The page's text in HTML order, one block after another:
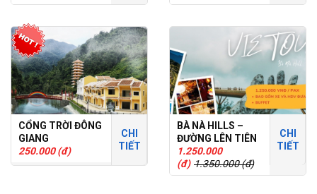
CỔNG TRỜI ĐÔNG
GIANG
250.000 (đ)
CHI
TIẾT
BÀ NÀ HILLS –
ĐƯỜNG LÊN TIÊN
CẢNH
1.250.000
(đ) 1.350.000 (đ)
CHI
TIẾT